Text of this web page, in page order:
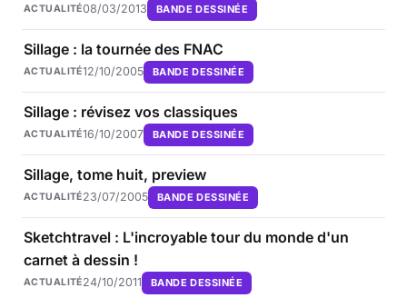
ACTUALITÉ08/03/2013 BANDE DESSINÉE
Sillage : la tournée des FNAC
ACTUALITÉ12/10/2005 BANDE DESSINÉE
Sillage : révisez vos classiques
ACTUALITÉ16/10/2007 BANDE DESSINÉE
Sillage, tome huit, preview
ACTUALITÉ23/07/2005 BANDE DESSINÉE
Sketchtravel : L'incroyable tour du monde d'un
carnet à dessin !
ACTUALITÉ24/10/2011 BANDE DESSINÉE